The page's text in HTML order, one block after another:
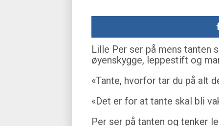
Lille Per ser på mens tanten
øyenskygge, leppestift og
«Tante, hvorfor tar du på alt
«Det er for at tante skal bli
Per ser på tanten og tenker